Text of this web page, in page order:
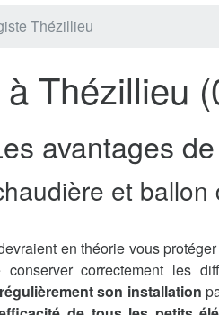
Thézillieu
Thézillieu
avantages
et ballon
en théorie vous
correctement les
son installation